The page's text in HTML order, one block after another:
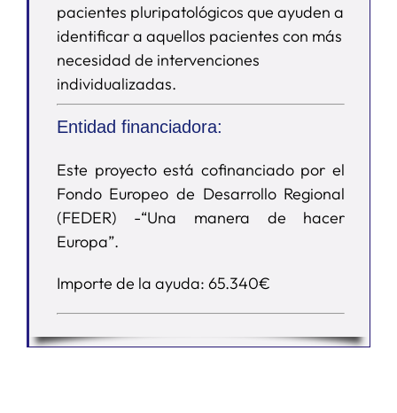
pacientes pluripatológicos que ayuden a
identificar a aquellos pacientes con más
necesidad de intervenciones
individualizadas.
Entidad financiadora:
Este proyecto está cofinanciado por el
Fondo Europeo de Desarrollo Regional
(FEDER) -“Una manera de hacer
Europa”.
Importe de la ayuda: 65.340€